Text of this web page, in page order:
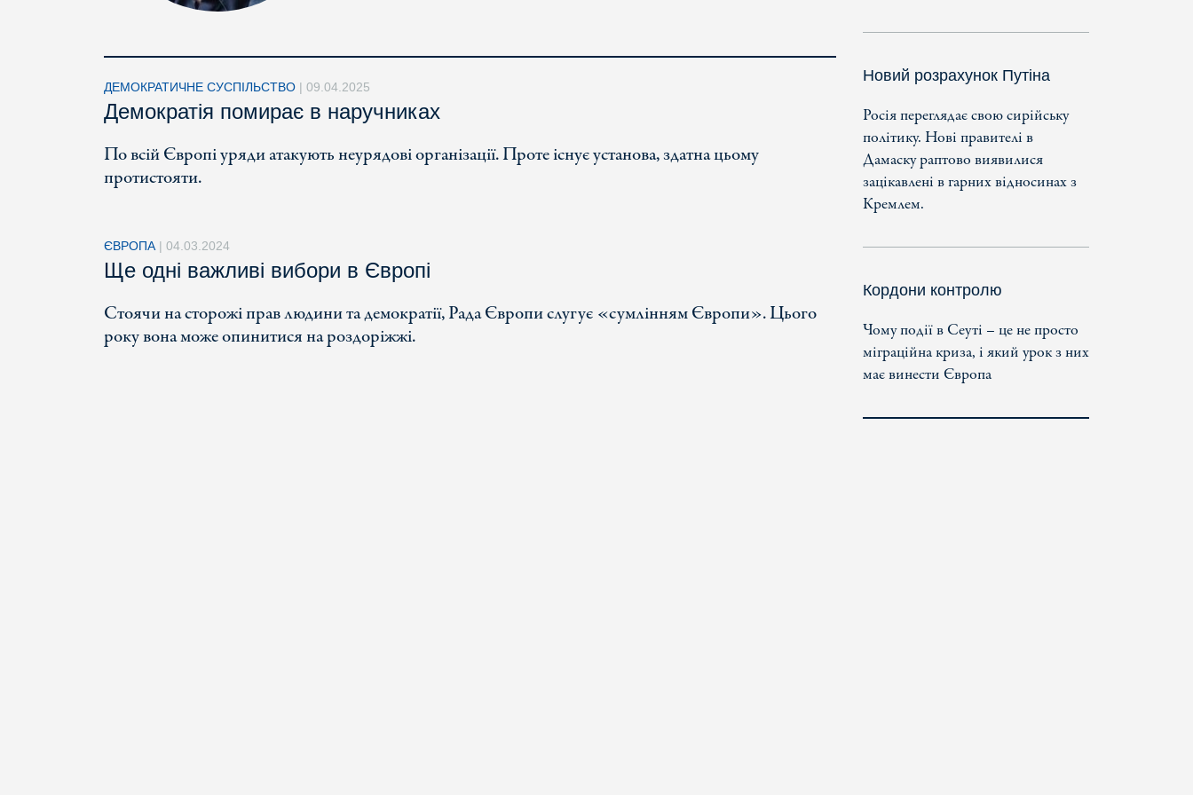
ДЕМОКРАТИЧНЕ СУСПІЛЬСТВО | 09.04.2025
Демократія помирає в наручниках
По всій Європі уряди атакують неурядові організації. Проте існує установа, здатна цьому
протистояти.
ЄВРОПА | 04.03.2024
Ще одні важливі вибори в Європі
Стоячи на сторожі прав людини та демократії, Рада Європи слугує «сумлінням Європи». Цього
року вона може опинитися на роздоріжжі.
Новий розрахунок Путіна
Росія переглядає свою сирійську
політику. Нові правителі в
Дамаску раптово виявилися
зацікавлені в гарних відносинах з
Кремлем.
Кордони контролю
Чому події в Сеуті – це не просто
міграційна криза, і який урок з них
має винести Європа